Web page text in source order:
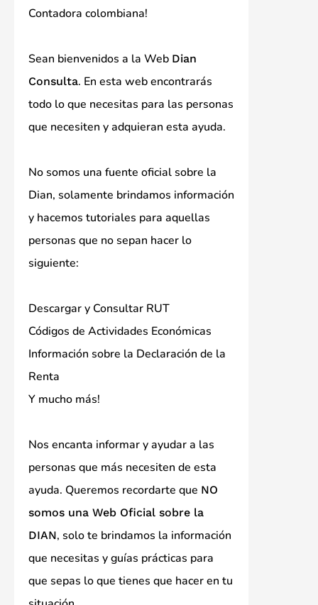
Contadora colombiana!
Sean bienvenidos a la Web Dian
Consulta. En esta web encontrarás
todo lo que necesitas para las personas
que necesiten y adquieran esta ayuda.
No somos una fuente oficial sobre la
Dian, solamente brindamos información
y hacemos tutoriales para aquellas
personas que no sepan hacer lo
siguiente:
Descargar y Consultar RUT
Códigos de Actividades Económicas
Información sobre la Declaración de la
Renta
Y mucho más!
Nos encanta informar y ayudar a las
personas que más necesiten de esta
ayuda. Queremos recordarte que NO
somos una Web Oficial sobre la
DIAN, solo te brindamos la información
que necesitas y guías prácticas para
que sepas lo que tienes que hacer en tu